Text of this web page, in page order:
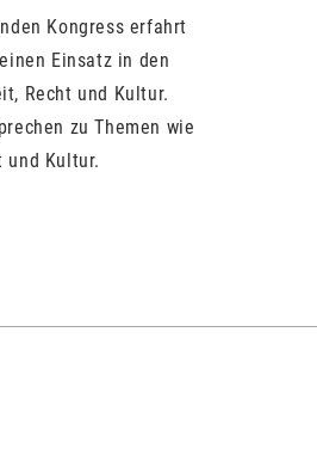
Kongress erfahrt
Einsatz in den
Recht und Kultur.
zu Themen wie
und Kultur.